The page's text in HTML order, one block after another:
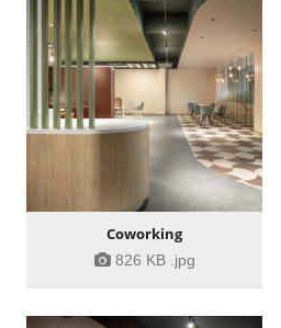
Coworking
826 KB .jpg